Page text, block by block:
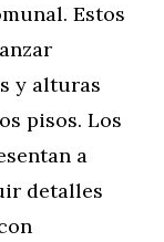
Estos
y alturas
pisos. Los
a
detalles